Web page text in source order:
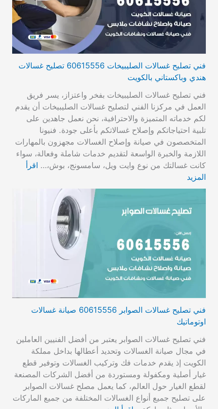
فني تصليح غسالات الصليبيخات 60615556 تصليح غسالات
هندي وباكستاني بالكويت
فني تصليح غسالات الصليبيخات بفخر واعتزاز، يسر فريق
العمل في مركزنا الفني لتصليح غسالات الصليبيخات أن يقدم
لكم خدماته المتميزة والاحترافية، نحن نعمل جاهدين على
تلبية احتياجاتكم وإصلاح غسالاتكم بأعلى جودة. فنيونا
المتخصصون في صيانة وإصلاح الغسالات مجهزون بالمهارات
اللازمة والخبرة الواسعة لتقديم خدمات شاملة وفعالة، سواء
كانت غسالتك من نوع وايت ويل، سامسونج، بوش،… اقرأ
المزيد
فني تصليح غسالات الصوابر 60615556 صيانة غسالات
اوتوماتيك
فني تصليح غسالات الصوابر يعتبر من أفضل الفنيين العاملين
في مجال صيانة الغسالات وتحديد أعطالها بداخل مملكة
الكويت إذ يقدم خدمات فك وتركيب الغسالات وتوفير قطع
غيار أصلية ومكفولة ومستوردة من أفضل الشركات المصنعة
لقطع الغيار حول العالم، كما يعمل مصلح غسالات الصوابر
على تصليح جميع أنواع الغسالات المختلفة من جميع الماركات